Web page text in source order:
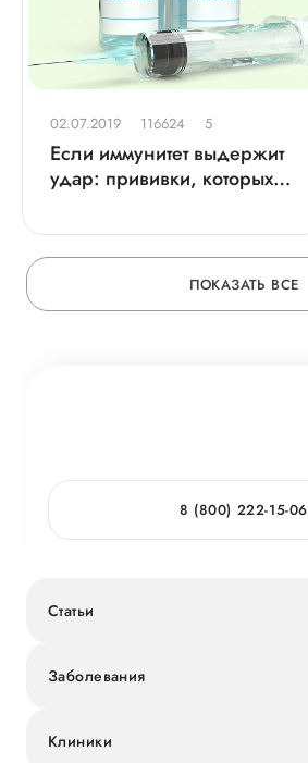
02.07.2019 116624 5
Если иммунитет выдержит
удар: прививки, которых
ПОКАЗАТЬ ВСЕ
8 (800) 222-15-06
Статьи
Заболевания
Клиники